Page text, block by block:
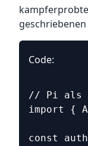
Code:
// Pi als
import {
const